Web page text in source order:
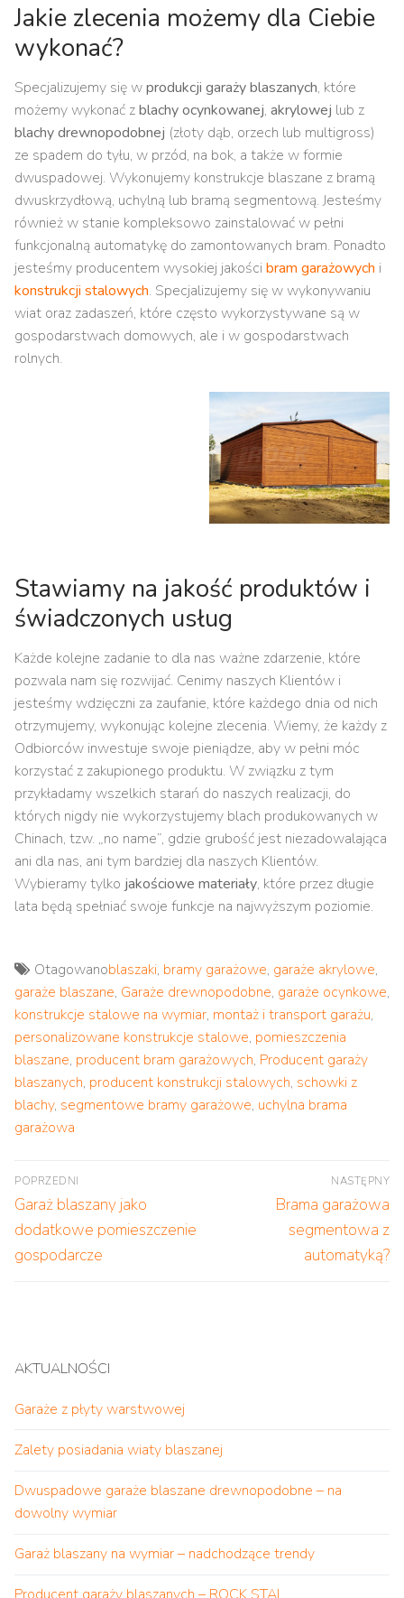
Jakie zlecenia możemy dla Ciebie
wykonać?
Specjalizujemy się wprodukcji garaży blaszanych, które
możemy wykonać zblachy ocynkowanej, akrylowej lub z
blachy drewnopodobnej (złoty dąb, orzech lub multigross)
ze spadem do tyłu, w przód, na bok, a także w formie
dwuspadowej. Wykonujemy konstrukcje blaszane z bramą
dwuskrzydłową, uchylną lub bramą segmentową. Jesteśmy
również w stanie kompleksowo zainstalować w pełni
funkcjonalną automatykę do zamontowanych bram. Ponadto
jesteśmy producentem wysokiej jakości bram garażowych i
konstrukcji stalowych. Specjalizujemy się w wykonywaniu
wiat oraz zadaszeń, które często wykorzystywane są w
gospodarstwach domowych, ale i w gospodarstwach
rolnych.
Stawiamy na jakość produktów i
świadczonych usług
Każde kolejne zadanie to dla nas ważne zdarzenie, które
pozwala nam się rozwijać. Cenimy naszych Klientów i
jesteśmy wdzięczni za zaufanie, które każdego dnia od nich
otrzymujemy, wykonując kolejne zlecenia. Wiemy, że każdy z
Odbiorców inwestuje swoje pieniądze, aby w pełni móc
korzystać z zakupionego produktu. W związku z tym
przykładamy wszelkich starań do naszych realizacji, do
których nigdy nie wykorzystujemy blach produkowanych w
Chinach, tzw. „no name”, gdzie grubość jest niezadowalająca
ani dla nas, ani tym bardziej dla naszych Klientów.
Wybieramy tylko jakościowe materiały, które przez długie
lata będą spełniać swoje funkcje na najwyższym poziomie.
Otagowanoblaszaki, bramy garażowe, garaże akrylowe,
garaże blaszane, Garaże drewnopodobne, garaże ocynkowe,
konstrukcje stalowe na wymiar, montaż i transport garażu,
personalizowane konstrukcje stalowe, pomieszczenia
blaszane, producent bram garażowych, Producent garaży
blaszanych, producent konstrukcji stalowych, schowki z
blachy, segmentowe bramy garażowe, uchylna brama
garażowa
Nawigacja
wpisu
POPRZEDNI
Poprzedni
wpis:
Garaż blaszany jako
dodatkowe pomieszczenie
gospodarcze
NASTĘPNY
Następny
wpis:
Brama garażowa
segmentowa z
automatyką?
AKTUALNOŚCI
Garaże z płyty warstwowej
Zalety posiadania wiaty blaszanej
Dwuspadowe garaże blaszane drewnopodobne – na
dowolny wymiar
Garaż blaszany na wymiar – nadchodzące trendy